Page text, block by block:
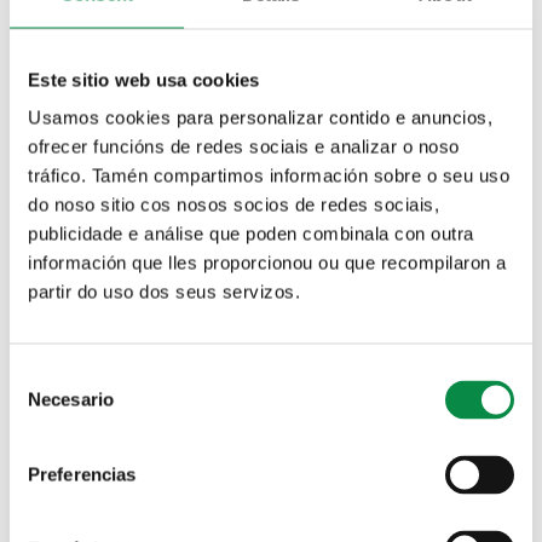
Este sitio web usa cookies
Usamos cookies para personalizar contido e anuncios,
ofrecer funcións de redes sociais e analizar o noso
tráfico. Tamén compartimos información sobre o seu uso
do noso sitio cos nosos socios de redes sociais,
publicidade e análise que poden combinala con outra
información que lles proporcionou ou que recompilaron a
partir do uso dos seus servizos.
Selection
Necesario
Preferencias
A Xunta de Galicia anuncia a licitación da
obra de ampliación do CEIP Agro do Muíño
Imagen:
Imagen: